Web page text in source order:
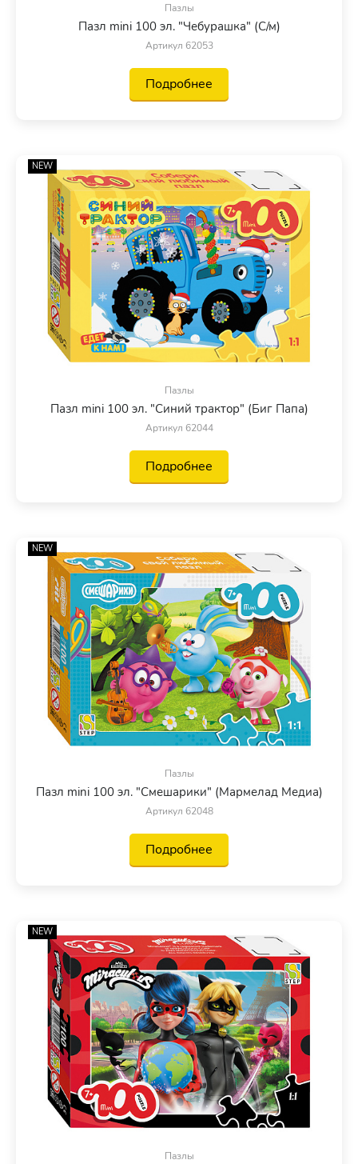
Пазлы
Пазл mini 100 эл. "Чебурашка" (С/м)
Артикул 62053
Подробнее
NEW
Пазлы
Пазл mini 100 эл. "Синий трактор" (Биг Папа)
Артикул 62044
Подробнее
NEW
Пазлы
Пазл mini 100 эл. "Смешарики" (Мармелад Медиа)
Артикул 62048
Подробнее
NEW
Пазлы